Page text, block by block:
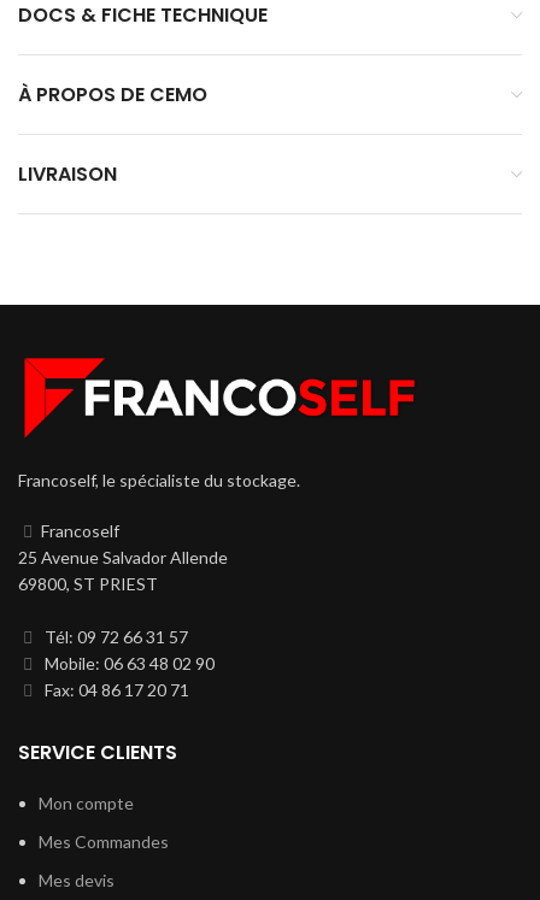
DOCS & FICHE TECHNIQUE
À PROPOS DE CEMO
LIVRAISON
Francoself, le spécialiste du stockage.
Francoself
25 Avenue Salvador Allende
69800, ST PRIEST
Tél: 09 72 66 31 57
Mobile: 06 63 48 02 90
Fax: 04 86 17 20 71
SERVICE CLIENTS
Mon compte
Mes Commandes
Mes devis